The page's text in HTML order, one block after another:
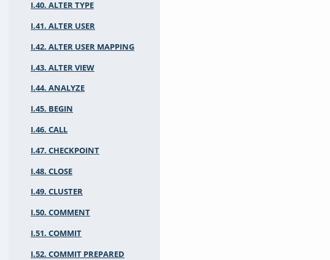
I.40. ALTER TYPE
I.41. ALTER USER
I.42. ALTER USER MAPPING
I.43. ALTER VIEW
I.44. ANALYZE
I.45. BEGIN
I.46. CALL
I.47. CHECKPOINT
I.48. CLOSE
I.49. CLUSTER
I.50. COMMENT
I.51. COMMIT
I.52. COMMIT PREPARED